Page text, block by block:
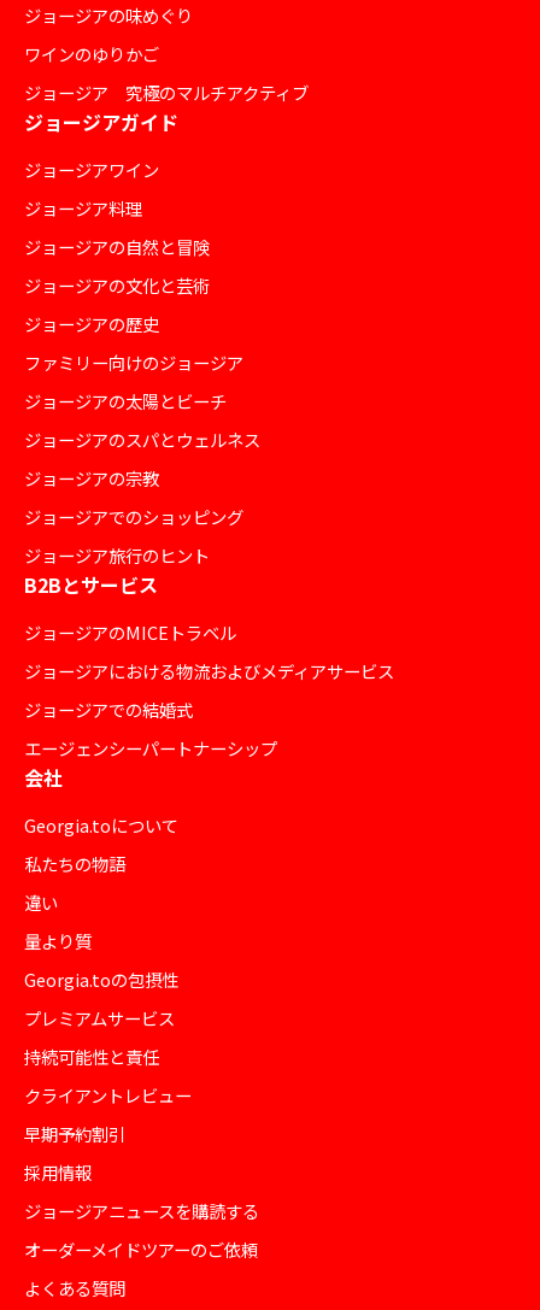
ジョージアの味めぐり
ワインのゆりかご
ジョージア 究極のマルチアクティブ
ジョージアガイド
ジョージアワイン
ジョージア料理
ジョージアの自然と冒険
ジョージアの文化と芸術
ジョージアの歴史
ファミリー向けのジョージア
ジョージアの太陽とビーチ
ジョージアのスパとウェルネス
ジョージアの宗教
ジョージアでのショッピング
ジョージア旅行のヒント
B2Bとサービス
ジョージアのMICEトラベル
ジョージアにおける物流およびメディアサービス
ジョージアでの結婚式
エージェンシーパートナーシップ
会社
Georgia.toについて
私たちの物語
違い
量より質
Georgia.toの包摂性
プレミアムサービス
持続可能性と責任
クライアントレビュー
早期予約割引
採用情報
ジョージアニュースを購読する
オーダーメイドツアーのご依頼
よくある質問